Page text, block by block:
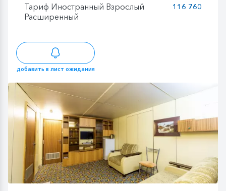
Тариф Иностранный Взрослый
Расширенный
116 760
добавить в лист ожидания